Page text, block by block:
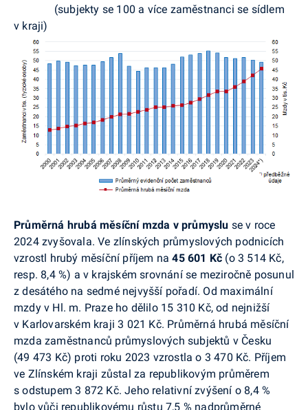
(subjekty se 100 a více zaměstnanci se sídlem
v kraji)
Průměrná hrubá měsíční mzda v průmyslu se v roce
2024 zvyšovala. Ve zlínských průmyslových podnicích
vzrostl hrubý měsíční příjem na45 601 Kč (o 3 514 Kč,
resp. 8,4 %) a v krajském srovnání se meziročně posunul
z desátého na sedmé nejvyšší pořadí. Od maximální
mzdy v Hl. m. Praze ho dělilo 15 310 Kč, od nejnižší
v Karlovarském kraji 3 021 Kč. Průměrná hrubá měsíční
mzda zaměstnanců průmyslových subjektů v Česku
(49 473 Kč) proti roku 2023 vzrostla o 3 470 Kč. Příjem
ve Zlínském kraji zůstal za republikovým průměrem
s odstupem 3 872 Kč. Jeho relativní zvýšení o 8,4 %
bylo vůči republikovému růstu 7,5 % nadprůměrné